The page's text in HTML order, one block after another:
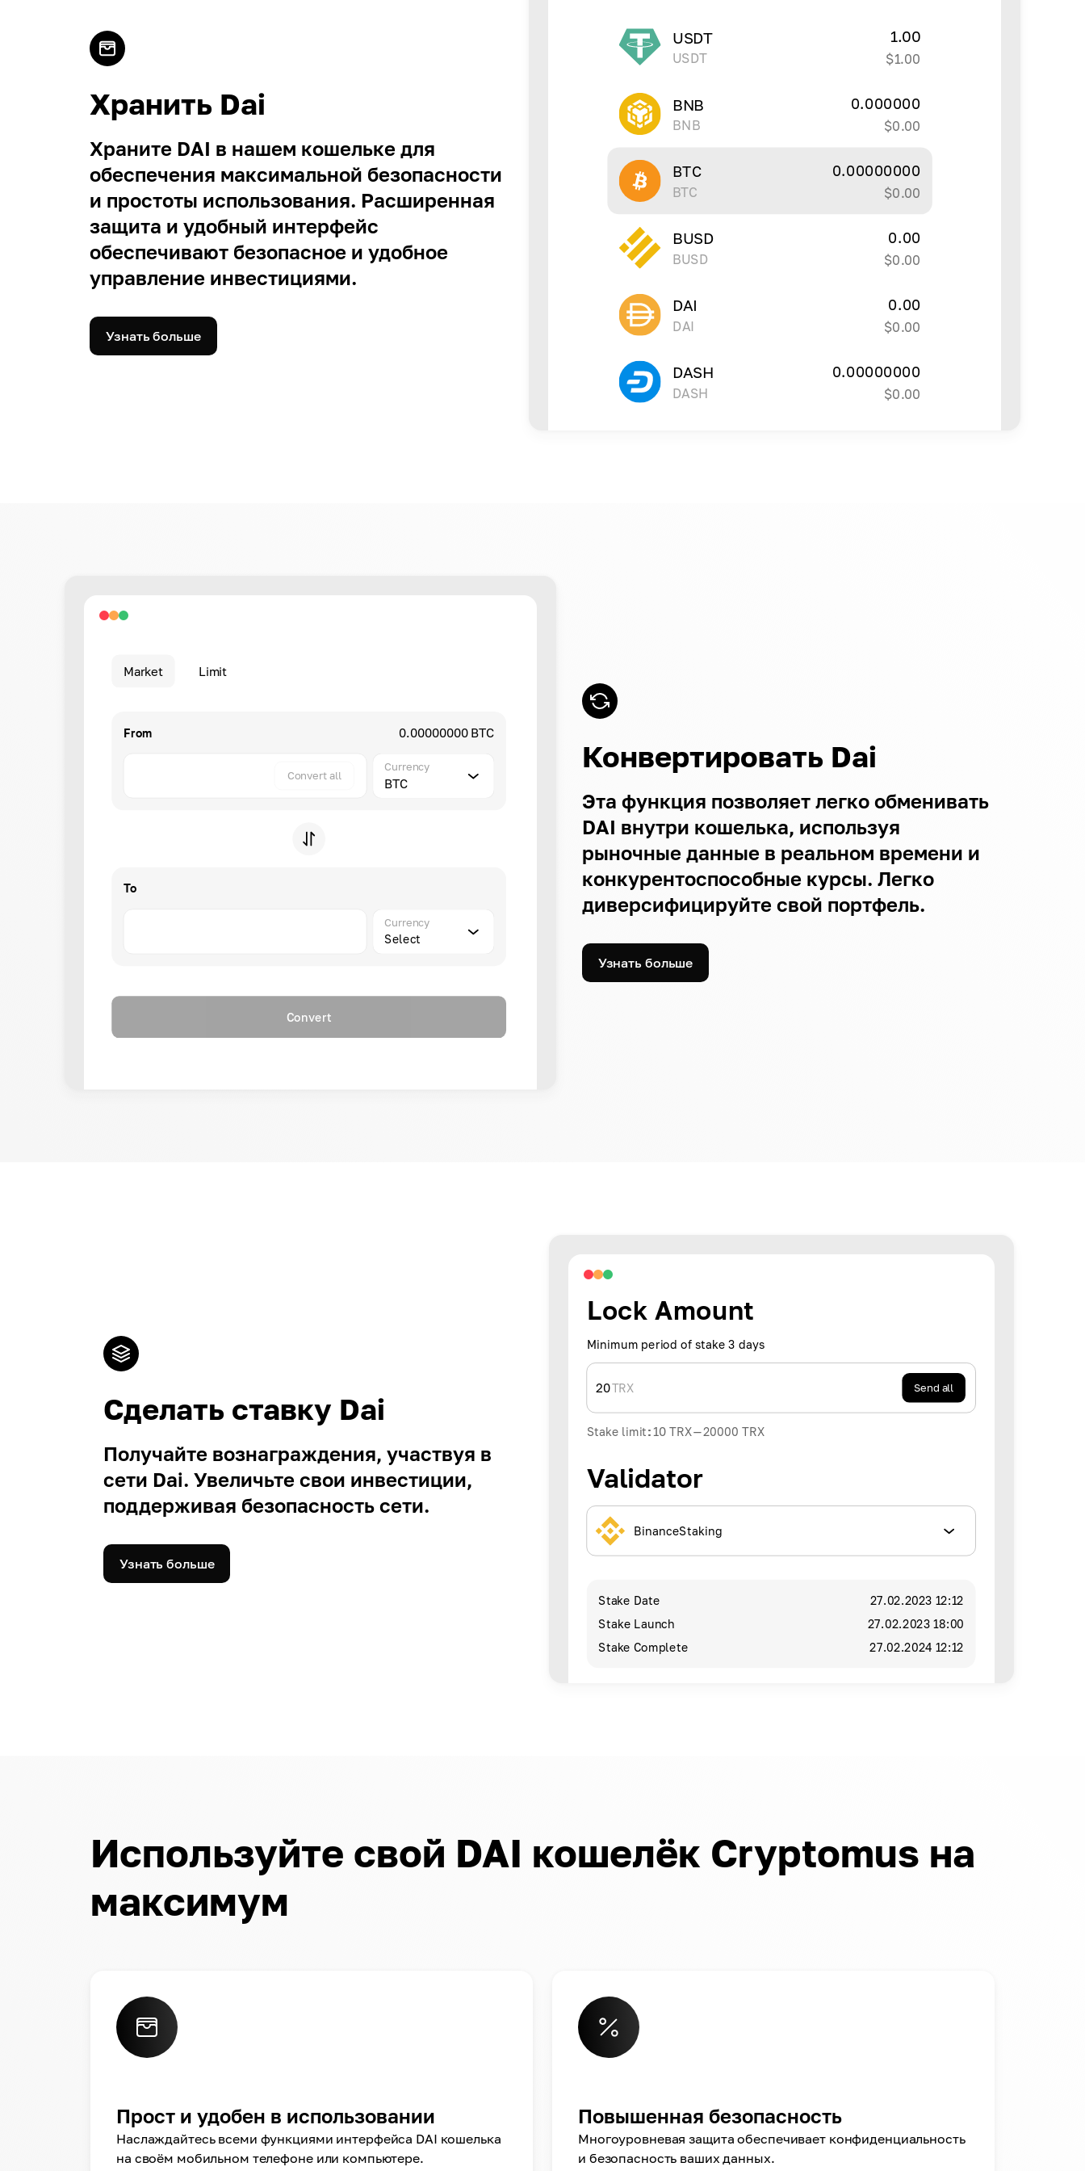
Хранить Dai
Храните DAI в нашем кошельке для
обеспечения максимальной безопасности
и простоты использования. Расширенная
защита и удобный интерфейс
обеспечивают безопасное и удобное
управление инвестициями.
Узнать больше
USDT
USDT
1.00
$1.00
BNB
BNB
0.000000
$0.00
BTC
BTC
0.00000000
$0.00
BUSD
BUSD
0.00
$0.00
DAI
DAI
0.00
$0.00
DASH
DASH
0.00000000
$0.00
Конвертировать Dai
Эта функция позволяет легко обменивать
DAI внутри кошелька, используя
рыночные данные в реальном времени и
конкурентоспособные курсы. Легко
диверсифицируйте свой портфель.
Узнать больше
Market Limit
From 0.00000000 BTC
Convert all
Currency
BTC
To
Currency
Select
Convert
Сделать ставку Dai
Получайте вознаграждения, участвуя в
сети Dai. Увеличьте свои инвестиции,
поддерживая безопасность сети.
Узнать больше
Lock Amount
Minimum period of stake 3 days
20TRX Send all
Stake limit:10 TRX-20000 TRX
Validator
BinanceStaking
Stake Date
27.02.2023 12:12
Stake Launch
27.02.2023 18:00
Stake Complete
27.02.2024 12:12
Используйте свой DAI кошелёк Cryptomus на
максимум
Прост и удобен в использовании
Наслаждайтесь всеми функциями интерфейса DAI кошелька
на своём мобильном телефоне или компьютере.
Повышенная безопасность
Многоуровневая защита обеспечивает конфиденциальность
и безопасность ваших данных.